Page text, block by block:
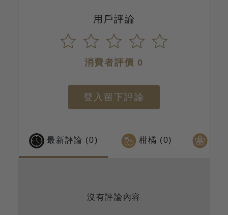
用戶評論
消費者評價 0
登入留下評論
最新評論 (0) 柑橘 (0)
沒有評論內容